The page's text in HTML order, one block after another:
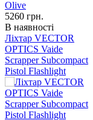
5260 грн.
В наявності
Ліхтар VECTOR
OPTICS Vaide
Scrapper Subcompact
Pistol Flashlight